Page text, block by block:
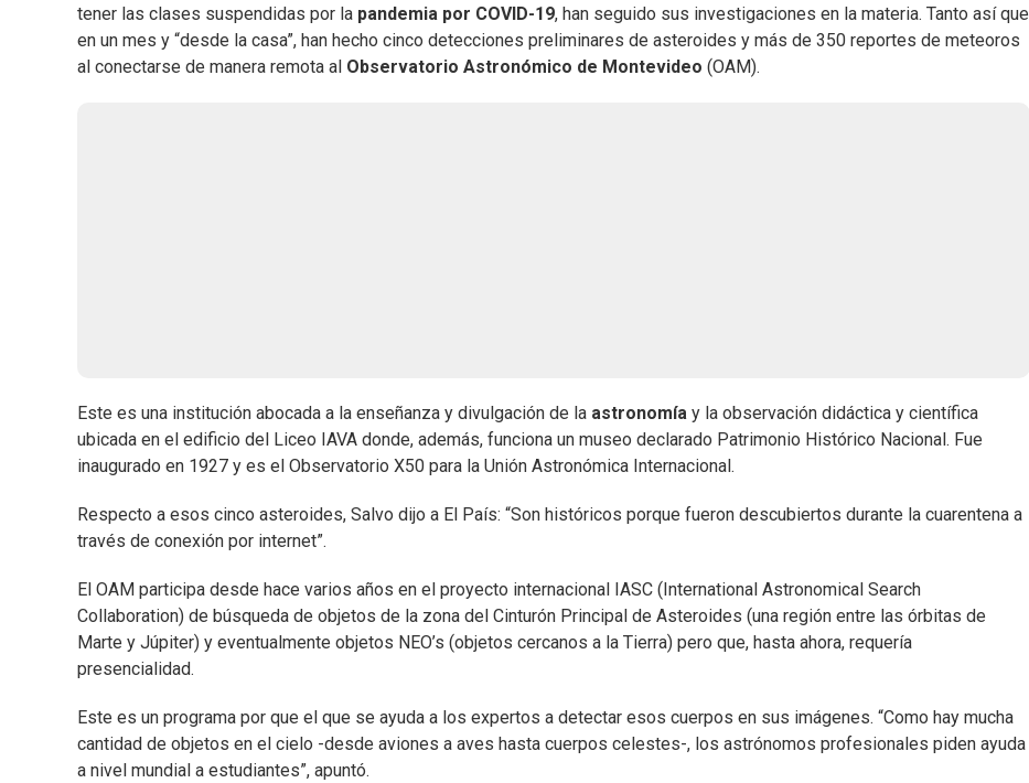
tener las clases suspendidas por la pandemia por COVID-19, han seguido sus investigaciones en la materia. Tanto así que
en un mes y “desde la casa”, han hecho cinco detecciones preliminares de asteroides y más de 350 reportes de meteoros
al conectarse de manera remota al Observatorio Astronómico de Montevideo (OAM).
Este es una institución abocada a la enseñanza y divulgación de la astronomía y la observación didáctica y científica
ubicada en el edificio del Liceo IAVA donde, además, funciona un museo declarado Patrimonio Histórico Nacional. Fue
inaugurado en 1927 y es el Observatorio X50 para la Unión Astronómica Internacional.
Respecto a esos cinco asteroides, Salvo dijo a El País: “Son históricos porque fueron descubiertos durante la cuarentena a
través de conexión por internet”.
El OAM participa desde hace varios años en el proyecto internacional IASC (International Astronomical Search
Collaboration) de búsqueda de objetos de la zona del Cinturón Principal de Asteroides (una región entre las órbitas de
Marte y Júpiter) y eventualmente objetos NEO’s (objetos cercanos a la Tierra) pero que, hasta ahora, requería
presencialidad.
Este es un programa por que el que se ayuda a los expertos a detectar esos cuerpos en sus imágenes. “Como hay mucha
cantidad de objetos en el cielo -desde aviones a aves hasta cuerpos celestes-, los astrónomos profesionales piden ayuda
a nivel mundial a estudiantes”, apuntó.